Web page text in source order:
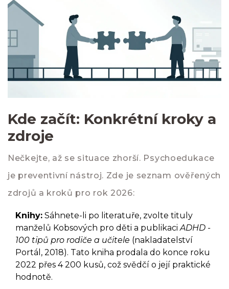
Kde začít: Konkrétní kroky a
zdroje
Nečkejte, až se situace zhorší. Psychoedukace
je preventivní nástroj. Zde je seznam ověřených
zdrojů a kroků pro rok 2026:
Knihy: Sáhnete-li po literatuře, zvolte tituly
manželů Kobsových pro děti a publikaciADHD -
100 tipů pro rodiče a učitele (nakladatelství
Portál, 2018). Tato kniha prodala do konce roku
2022 přes 4 200 kusů, což svědčí o její praktické
hodnotě.